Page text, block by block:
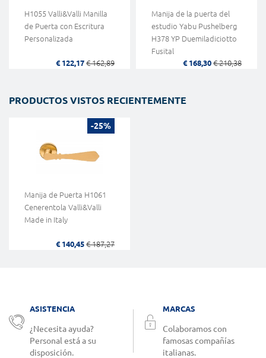
H1055 Valli&Valli Manilla
de Puerta con Escritura
Personalizada
€ 122,17 € 162,89
Manija de la puerta del
estudio Yabu Pushelberg
H378 YP Duemiladiciotto
Fusital
€ 168,30 € 210,38
PRODUCTOS VISTOS RECIENTEMENTE
-25%
Manija de Puerta H1061
Cenerentola Valli&Valli
Made in Italy
€ 140,45 € 187,27
ASISTENCIA
¿Necesita ayuda?
Personal está a su
disposición.
MARCAS
Colaboramos con
famosas compañías
italianas.